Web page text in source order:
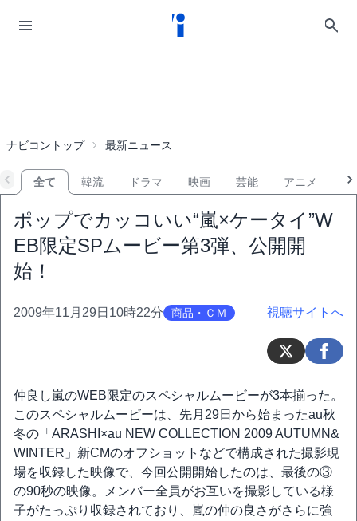
ナビコントップ 最新ニュース
全て 韓流 ドラマ 映画 芸能 アニメ
ポップでカッコいい“嵐×ケータイ”W
EB限定SPムービー第3弾、公開開
始！
2009年11月29日10時22分 商品・ＣＭ 視聴サイトへ
仲良し嵐のWEB限定のスペシャルムービーが3本揃った。
このスペシャルムービーは、先月29日から始まったau秋
冬の「ARASHI×au NEW COLLECTION 2009 AUTUMN&
WINTER」新CMのオフショットなどで構成された撮影現
場を収録した映像で、今回公開開始したのは、最後の③
の90秒の映像。メンバー全員がお互いを撮影している様
子がたっぷり収録されており、嵐の仲の良さがさらに強